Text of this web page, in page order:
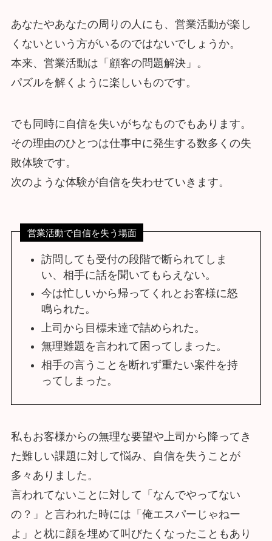
あなたやあなたの周りの人にも、営業活動が楽し
くないという方がいるのではないでしょうか。
本来、営業活動は「顧客の問題解決」。
パズルを解くように楽しいものです。
でも同時に自信を失いがちなものでもあります。
その理由のひとつは仕事中に発生する数多くの失
敗体験です。
次のような体験が自信を失わせていきます。
営業活動で自信を失う場面
訪問しても受付の段階で断られてしま
い、相手に話を聞いてもらえない。
今は忙しいから帰ってくれとお客様に怒
鳴られた。
上司から目標未達で詰められた。
無理難題を言われて困ってしまった。
相手の言うことを断れず重たい案件を持
ってしまった。
私もお客様からの無理な要望や上司から降ってき
た難しい課題に対して悩み、自信を失うことが
多々ありました。
言われてないことに対して「なんでやってない
の？」と言われた時には「俺エスパーじゃねー
よ」と枕に顔を埋めて叫びたくなったこともあり